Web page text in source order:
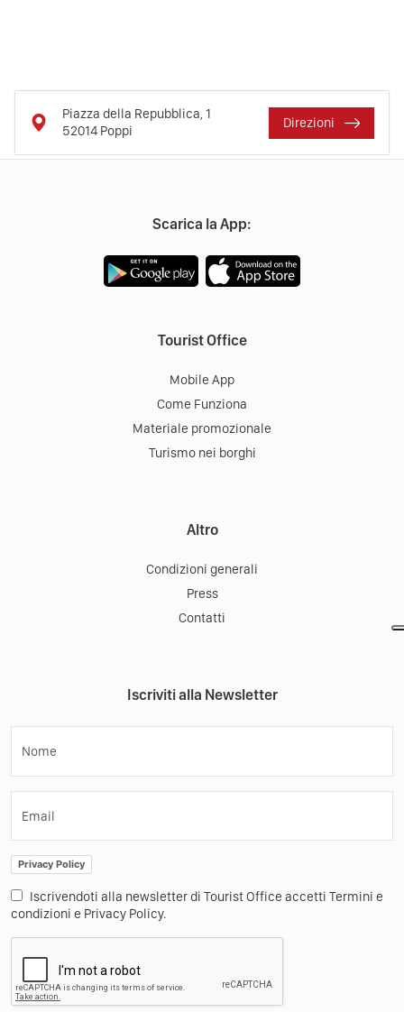
Piazza della Repubblica, 1
Scarica la App:
Tourist Office
Mobile App
Come Funziona
Condizioni generali
Contatti
Iscriviti alla Newsletter